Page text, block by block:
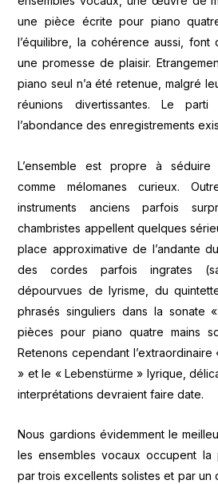
une pièce écrite pour piano
l’équilibre, la cohérence aussi, font
une promesse de plaisir.
piano seul n’a été retenue, malgré
réunions divertissantes. Le
l’abondance des enregistrements
L’ensemble est propre à séduire
comme mélomanes curieux.
instruments anciens parfois
chambristes appellent quelques
place approximative de l’andante
des cordes parfois ingrates
dépourvues de lyrisme, du
phrasés singuliers dans la sonate
pièces pour piano quatre mains
Retenons cependant
» et le « Lebenstürme » lyrique,
interprétations devraient faire date.
Nous gardions évidemment le
les ensembles vocaux occupent la
par trois excellents solistes et par un